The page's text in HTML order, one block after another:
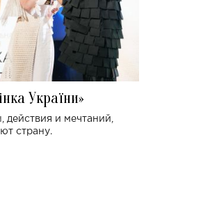
України»
действия и мечтаний,
страну.